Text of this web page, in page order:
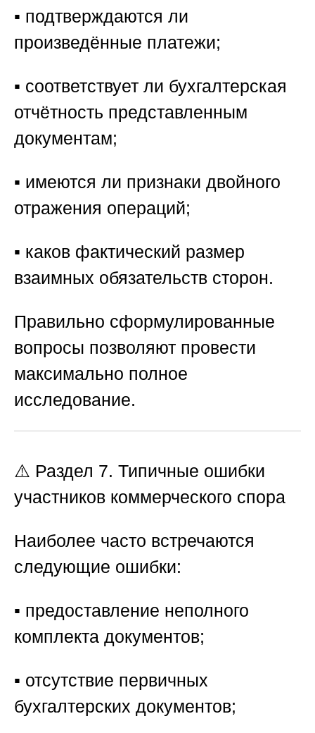
▪️ подтверждаются ли
произведённые платежи;
▪️ соответствует ли бухгалтерская
отчётность представленным
документам;
▪️ имеются ли признаки двойного
отражения операций;
▪️ каков фактический размер
взаимных обязательств сторон.
Правильно сформулированные
вопросы позволяют провести
максимально полное
исследование.
⚠️ Раздел 7. Типичные ошибки
участников коммерческого спора
Наиболее часто встречаются
следующие ошибки:
▪️ предоставление неполного
комплекта документов;
▪️ отсутствие первичных
бухгалтерских документов;